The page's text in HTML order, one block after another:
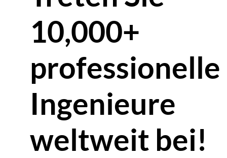
10,000+
professionelle
Ingenieure
weltweit bei!